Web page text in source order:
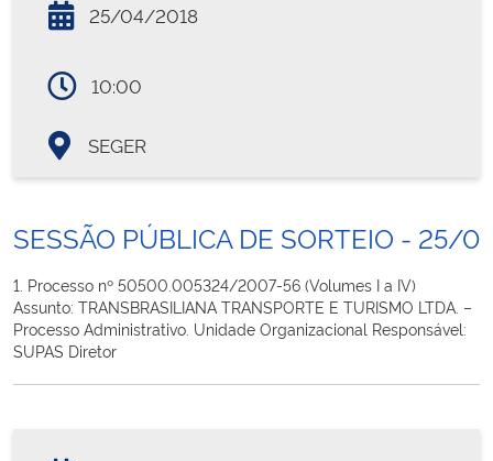
25/04/2018
10:00
SEGER
SESSÃO PÚBLICA DE SORTEIO - 25/
1. Processo nº 50500.005324/2007-56 (Volumes I a IV)
Assunto: TRANSBRASILIANA TRANSPORTE E TURISMO LTDA. –
Processo Administrativo. Unidade Organizacional Responsável:
SUPAS Diretor